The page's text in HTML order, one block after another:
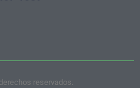
reservados.